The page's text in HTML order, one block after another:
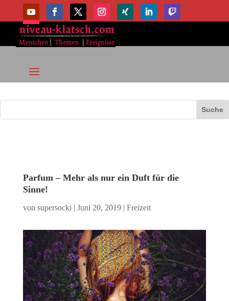
Parfum – Mehr als nur ein Duft für die
Sinne!
von supersocki | Juni 20, 2019| Freizeit